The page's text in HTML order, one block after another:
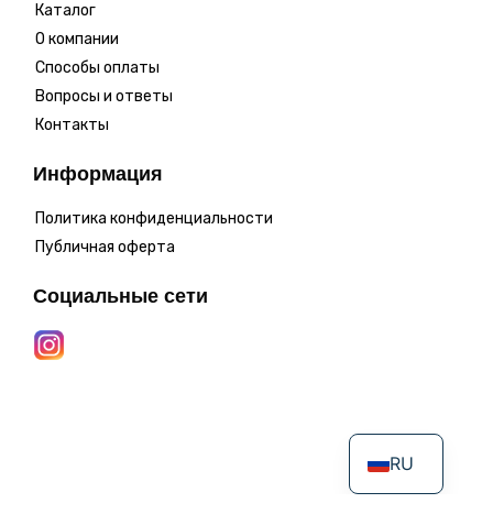
Каталог
О компании
Способы оплаты
Вопросы и ответы
Контакты
Информация
Политика конфиденциальности
Публичная оферта
Социальные сети
RU